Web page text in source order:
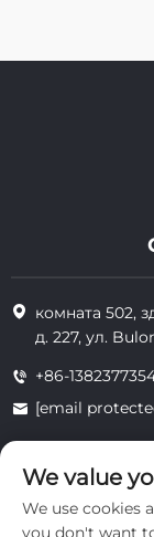
комната 502,
д. 227, ул.
+86-
[email
Все права
We value
We use cookies
you don't want